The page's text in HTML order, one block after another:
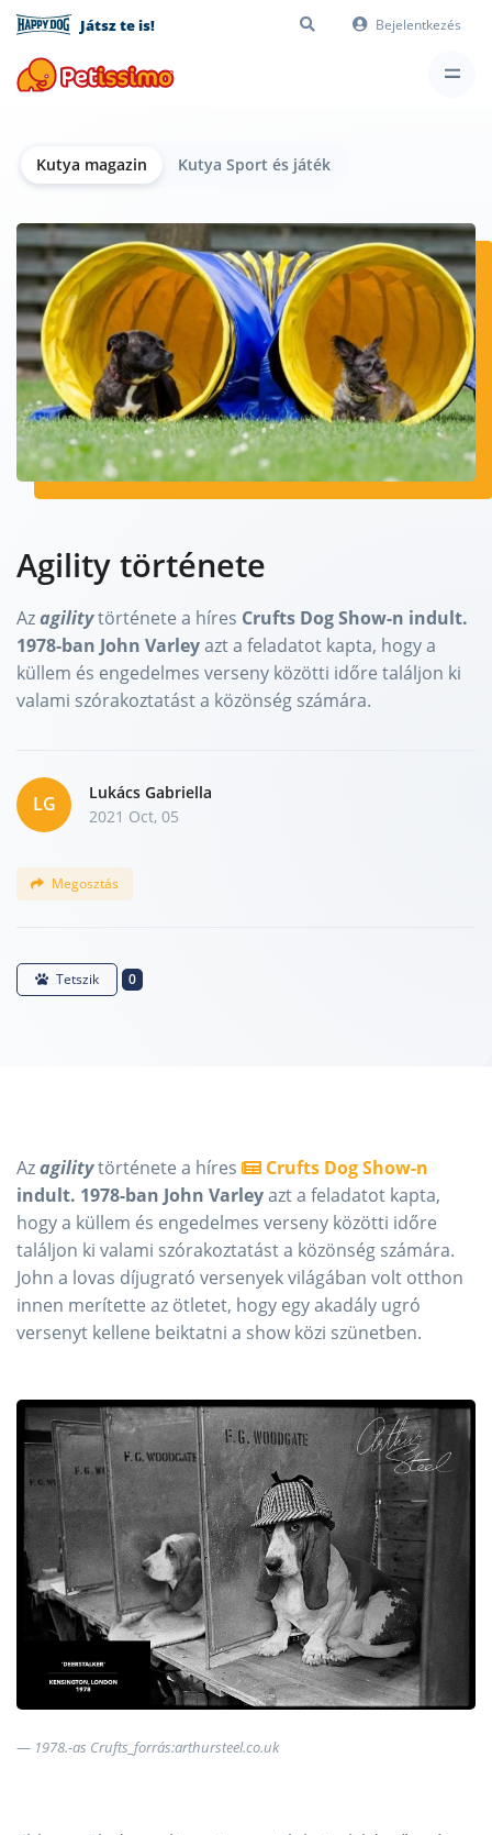
Játsz te is! Bejelentkezés
Kutya magazin Kutya Sport és játék
Agility története
Azagilitytörténete a híres Crufts Dog Show-n indult.
1978-ban John Varleyazt a feladatot kapta, hogy a
küllem és engedelmes verseny közötti időre találjon ki
valami szórakoztatást a közönség számára.
LG
Lukács Gabriella
2021 Oct, 05
Megosztás
Tetszik 0
Azagilitytörténete a híres
Crufts Dog Show-n
indult. 1978-ban John Varleyazt a feladatot kapta,
hogy a küllem és engedelmes verseny közötti időre
találjon ki valami szórakoztatást a közönség számára.
John a lovas díjugrató versenyek világában volt otthon
innen merítette az ötletet, hogy egy akadály ugró
versenyt kellene beiktatni a show közi szünetben.
1978.-as Crufts_forrás:arthursteel.co.uk